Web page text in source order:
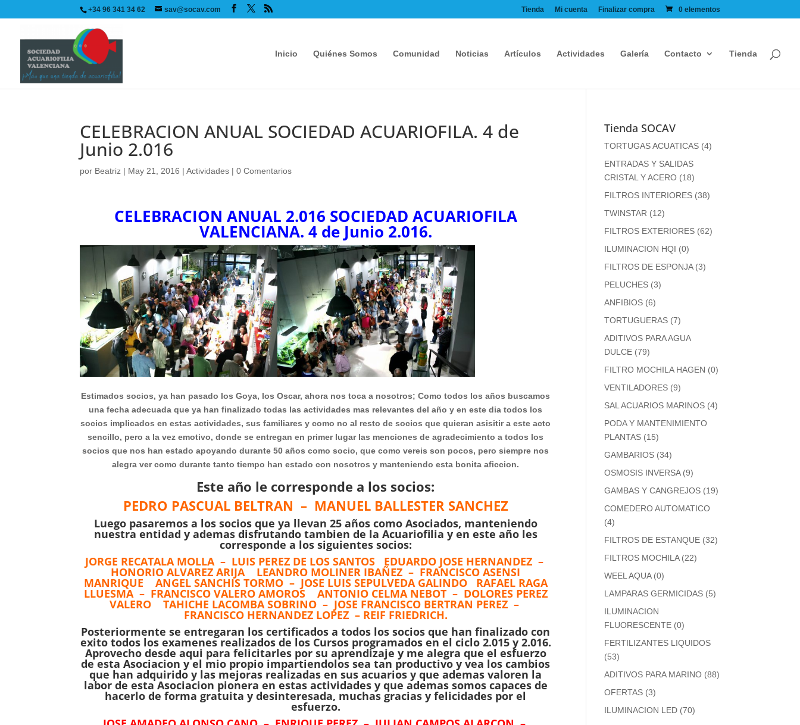
+34 96 341 34 62 sav@socav.com Tienda Mi cuenta Finalizar compra 0 elementos
Inicio Quiénes Somos Comunidad Noticias Artículos Actividades Galería Contacto Tienda
CELEBRACION ANUAL SOCIEDAD ACUARIOFILA. 4 de
Junio 2.016
por Beatriz | May 21, 2016 |Actividades |0 Comentarios
CELEBRACION ANUAL 2.016 SOCIEDAD ACUARIOFILA
VALENCIANA. 4 de Junio 2.016.
Estimados socios, ya han pasado los Goya, los Oscar, ahora nos toca a nosotros; Como todos los años buscamos
una fecha adecuada que ya han finalizado todas las actividades mas relevantes del año y en este dia todos los
socios implicados en estas actividades, sus familiares y como no al resto de socios que quieran asisitir a este acto
sencillo, pero a la vez emotivo, donde se entregan en primer lugar las menciones de agradecimiento a todos los
socios que nos han estado apoyando durante 50 años como socio, que como vereis son pocos, pero siempre nos
alegra ver como durante tanto tiempo han estado con nosotros y manteniendo esta bonita aficcion.
Este año le corresponde a los socios:
PEDRO PASCUAL BELTRAN – MANUEL BALLESTER SANCHEZ
Luego pasaremos a los socios que ya llevan 25 años como Asociados, manteniendo
nuestra entidad y ademas disfrutando tambien de la Acuariofilia y en este año les
corresponde a los siguientes socios:
JORGE RECATALA MOLLA – LUIS PEREZ DE LOS SANTOS EDUARDO JOSE HERNANDEZ –
HONORIO ALVAREZ ARIJA LEANDRO MOLINER IBAÑEZ – FRANCISCO ASENSI
MANRIQUE ANGEL SANCHIS TORMO – JOSE LUIS SEPULVEDA GALINDO RAFAEL RAGA
LLUESMA – FRANCISCO VALERO AMOROS ANTONIO CELMA NEBOT – DOLORES PEREZ
VALERO TAHICHE LACOMBA SOBRINO – JOSE FRANCISCO BERTRAN PEREZ –
FRANCISCO HERNANDEZ LOPEZ – REIF FRIEDRICH.
Posteriormente se entregaran los certificados a todos los socios que han finalizado con
exito todos los examenes realizados de los Cursos programados en el ciclo 2.015 y 2.016.
Aprovecho desde aqui para felicitarles por su aprendizaje y me alegra que el esfuerzo
de esta Asociacion y el mio propio impartiendolos sea tan productivo y vea los cambios
que han adquirido y las mejoras realizadas en sus acuarios y que ademas valoren la
labor de esta Asociacion pionera en estas actividades y que ademas somos capaces de
hacerlo de forma gratuita y desinteresada, muchas gracias y felicidades por el
esfuerzo.
Tienda SOCAV
TORTUGAS ACUATICAS (4)
ENTRADAS Y SALIDAS
CRISTAL Y ACERO (18)
FILTROS INTERIORES (38)
TWINSTAR (12)
FILTROS EXTERIORES (62)
ILUMINACION HQI (0)
FILTROS DE ESPONJA (3)
PELUCHES (3)
ANFIBIOS (6)
TORTUGUERAS (7)
ADITIVOS PARA AGUA
DULCE (79)
FILTRO MOCHILA HAGEN (0)
VENTILADORES (9)
SAL ACUARIOS MARINOS (4)
PODA Y MANTENIMIENTO
PLANTAS (15)
GAMBARIOS (34)
OSMOSIS INVERSA (9)
GAMBAS Y CANGREJOS (19)
COMEDERO AUTOMATICO
(4)
FILTROS DE ESTANQUE (32)
FILTROS MOCHILA (22)
WEEL AQUA (0)
LAMPARAS GERMICIDAS (5)
ILUMINACION
FLUORESCENTE (0)
FERTILIZANTES LIQUIDOS
(53)
ADITIVOS PARA MARINO (88)
OFERTAS (3)
ILUMINACION LED (70)